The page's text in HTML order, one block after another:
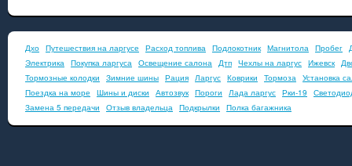
Дхо Путешествия на ларгусе Расход топлива Подлокотник Магнитола Пробег
Электрика Покупка ларгуса Освещение салона Дтп Чехлы на ларгус Ижевск
Тормозные колодки
Зимние шины Рация Ларгус Коврики Тормоза Установка
Поездка на море
Шины и диски Автозвук Пороги Лада ларгус Рки-19
Замена 5 передачи
Отзыв владельца Подкрылки Полка багажника